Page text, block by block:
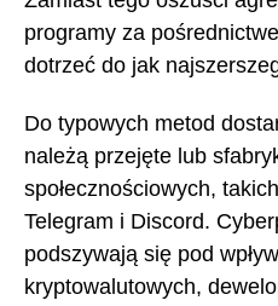
programy za
dotrzeć do jak
Do typowych metod
należą przejęte lub
społecznościowych,
Telegram i Discord.
podszywają się pod
kryptowalutowych,